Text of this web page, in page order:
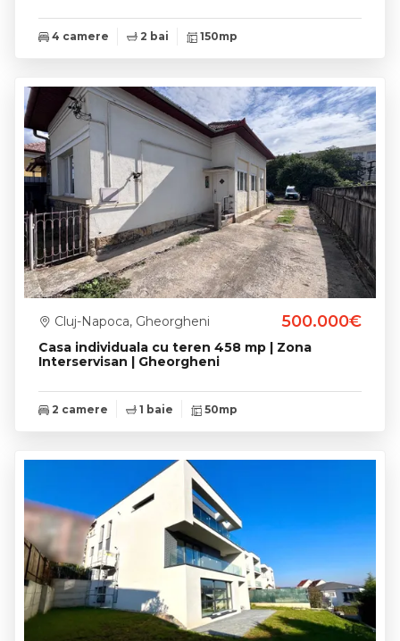
4 camere 2 bai 150mp
Casa individuala cu teren 458 mp | Zona
Interservisan | Gheorgheni
Cluj-Napoca, Gheorgheni 500.000€
2 camere 1 baie 50mp